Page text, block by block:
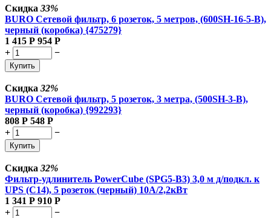
Скидка 33%
BURO Сетевой фильтр, 6 розеток, 5 метров, (600SH-16-5-B),
черный (коробка) {475279}
1 415 Р 954 Р
+
−
Купить
Скидка 32%
BURO Сетевой фильтр, 5 розеток, 3 метра, (500SH-3-B),
черный (коробка) {992293}
808 Р 548 Р
+
−
Купить
Скидка 32%
Фильтр-удлинитель PowerCube (SPG5-В3) 3,0 м д/подкл. к
UPS (C14), 5 розеток (черный) 10А/2,2кВт
1 341 Р 910 Р
+
−